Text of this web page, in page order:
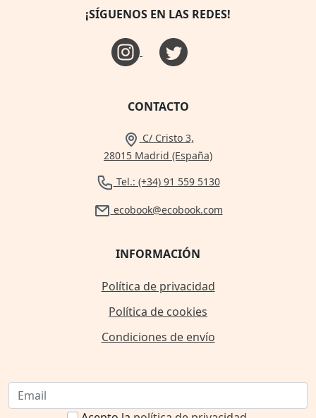
¡SÍGUENOS EN LAS REDES!
CONTACTO
C/ Cristo 3,
28015 Madrid (España)
Tel.: (+34) 91 559 5130
ecobook@ecobook.com
INFORMACIÓN
Política de privacidad
Política de cookies
Condiciones de envío